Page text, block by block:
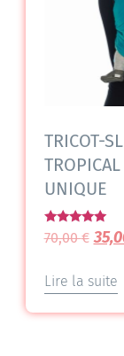
TRICOT-
UNIQUE
Note
5.00
70,00€
Lire la suite